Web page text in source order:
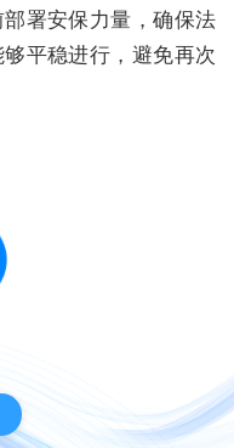
署安保力量，确保法
平稳进行，避免再次